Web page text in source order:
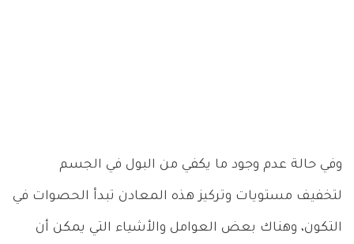
وفي حالة عدم وجود ما يكفي من البول في الجسم
لتخفيف مستويات وتركيز هذه المعادن تبدأ الحصوات في
التكون، وهناك بعض العوامل والأشياء التي يمكن أن